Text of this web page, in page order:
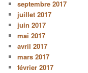
septembre 2017
juillet 2017
juin 2017
mai 2017
avril 2017
mars 2017
février 2017